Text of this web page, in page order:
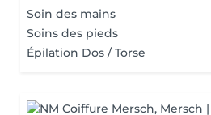
Soin des mains
Soins des pieds
Épilation Dos / Torse